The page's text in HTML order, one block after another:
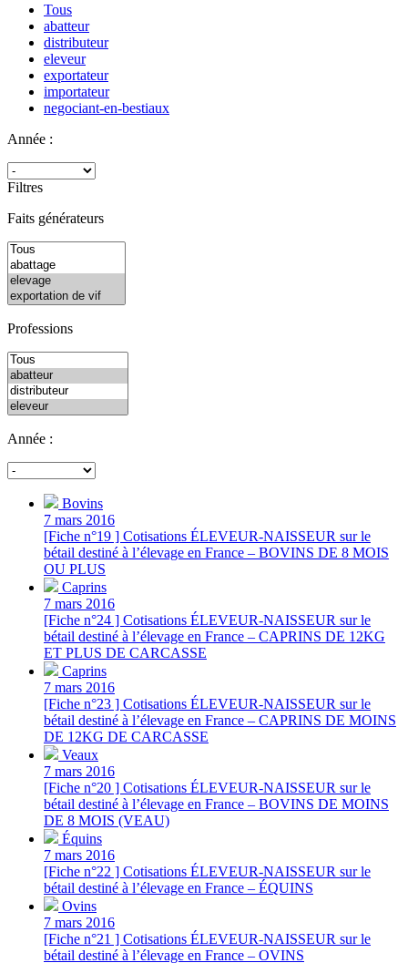
Tous
abatteur
distributeur
eleveur
exportateur
importateur
negociant-en-bestiaux
Année :
Filtres
Faits générateurs
Professions
Année :
Bovins
7 mars 2016
[Fiche n°19 ] Cotisations ÉLEVEUR-NAISSEUR sur le
bétail destiné à l’élevage en France – BOVINS DE 8 MOIS
OU PLUS
Caprins
7 mars 2016
[Fiche n°24 ] Cotisations ÉLEVEUR-NAISSEUR sur le
bétail destiné à l’élevage en France – CAPRINS DE 12KG
ET PLUS DE CARCASSE
Caprins
7 mars 2016
[Fiche n°23 ] Cotisations ÉLEVEUR-NAISSEUR sur le
bétail destiné à l’élevage en France – CAPRINS DE MOINS
DE 12KG DE CARCASSE
Veaux
7 mars 2016
[Fiche n°20 ] Cotisations ÉLEVEUR-NAISSEUR sur le
bétail destiné à l’élevage en France – BOVINS DE MOINS
DE 8 MOIS (VEAU)
Équins
7 mars 2016
[Fiche n°22 ] Cotisations ÉLEVEUR-NAISSEUR sur le
bétail destiné à l’élevage en France – ÉQUINS
Ovins
7 mars 2016
[Fiche n°21 ] Cotisations ÉLEVEUR-NAISSEUR sur le
bétail destiné à l’élevage en France – OVINS